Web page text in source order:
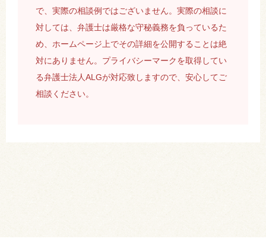
で、実際の相談例ではございません。実際の相談に
対しては、弁護士は厳格な守秘義務を負っているた
め、ホームページ上でその詳細を公開することは絶
対にありません。プライバシーマークを取得してい
る弁護士法人ALGが対応致しますので、安心してご
相談ください。